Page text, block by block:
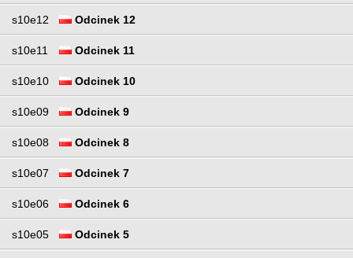
s10e12 Odcinek 12
s10e11 Odcinek 11
s10e10 Odcinek 10
s10e09 Odcinek 9
s10e08 Odcinek 8
s10e07 Odcinek 7
s10e06 Odcinek 6
s10e05 Odcinek 5